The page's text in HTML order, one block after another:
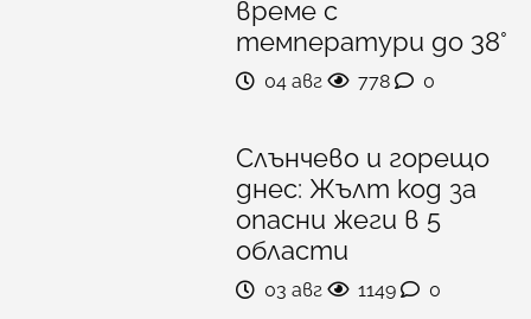
време с
температури до 38°
04 авг 778 0
Слънчево и горещо
днес: Жълт код за
опасни жеги в 5
области
03 авг 1149 0